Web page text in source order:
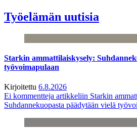
Työelämän uutisia
Starkin ammattilaiskysely:
työvoimapulaan
Kirjoitettu 6.8.2026
Ei kommentteja artikkeliin Starkin
Suhdannekuopasta päädytään vielä